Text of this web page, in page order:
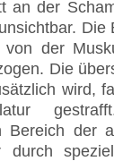
an der
Die
der
Die
wird,
Bereich der